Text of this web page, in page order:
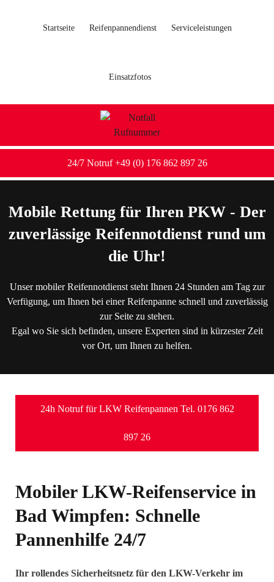
Startseite Reifenpannendienst Serviceleistungen
Einsatzfotos
24/7 Notruf +49 (0) 176 862 897 26
Mobile Rettung für Ihren PKW - Der
zuverlässige Reifennotdienst rund um
die Uhr!
Unser mobiler Reifennotdienst steht Ihnen 24 Stunden am Tag zur
Verfügung, um Ihnen bei einer Reifenpanne schnell und zuverlässig
zur Seite zu stehen.
Egal wo Sie sich befinden, unsere Experten sind in kürzester Zeit
vor Ort, um Ihnen zu helfen.
24h Notruf für LKW Reifenpannen Tel. 0176 862
897 26
Mobiler LKW-Reifenservice in
Bad Wimpfen: Schnelle
Pannenhilfe 24/7
Ihr rollendes Sicherheitsnetz für den LKW-Verkehr im